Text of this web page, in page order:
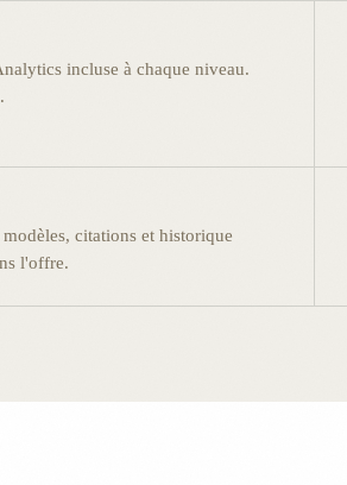
incluse à chaque niveau.
modèles, citations et historique
l'offre.